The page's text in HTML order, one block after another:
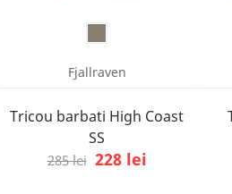
Fjallraven
Tricou barbati High Coast
SS
285 lei 228 lei